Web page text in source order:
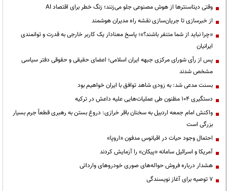
وقتی دیتاسنترها از هوش مصنوعی جلو می‌زنند؛ زنگ خطر برای اقتصاد AI
از خبرسازی تا جریان‌سازی نقشه راه مدیران هوشمند
«چرا نباید از شما متنفر باشند؟»؛ پاسخ معنادار یک کاربر خارجی به قدرت و توانمندی
ایرانیان
پس از رأی شورای مرکزی جبهه ایران اسلامی؛ اعضای حقیقی و حقوقی دفتر سیاسی
مشخص شدند
بسنت مدعی شد: به زودی شاهد توافق با ایران خواهیم بود
دستگیری ۱۰۴ مظنون طی عملیات‌هایی علیه داعش در ترکیه
واکنش امام جمعه اردبیل به سخنان باقر خرازی: دروغ بستن به رهبری قطعاً جرم بسیار
بزرگی است
احتمال وجود حیات در اقیانوس مدفون «اروپا»
آمریکا و اسرائیل سامانه «پیکان» را آزمایش کردند
هشدار درباره فروش حواله‌های صوری خودروهای وارداتی
۷ توصیه برای آغاز نویسندگی